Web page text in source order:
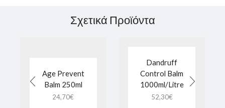
Σχετικά Προϊόντα
Age Prevent
Balm 250ml
24,70€
Dandruff
Control Balm
1000ml/Litre
52,30€